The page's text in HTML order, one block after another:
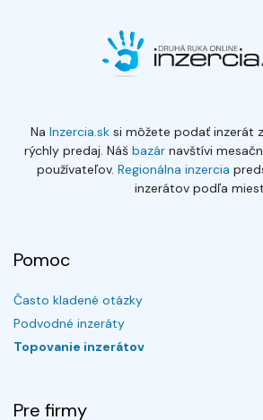
Na Inzercia.sksi môžete podať inzerát
rýchly predaj. Náš bazárnavštívi
používateľov. Regionálna inzercia
inzerátov podľa
Pomoc
Často kladené otázky
Podvodné inzeráty
Topovanie inzerátov
Pre firmy